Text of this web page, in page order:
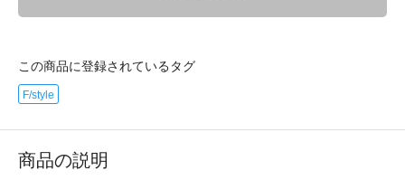
この商品に登録されているタグ
F/style
商品の説明